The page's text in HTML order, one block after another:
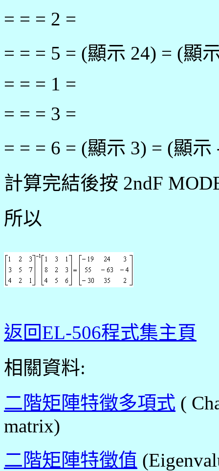
= = = 2 =
= = = 5 = (顯示 24) = (顯
= = = 1 =
= = = 3 =
= = = 6 = (顯示 3) = (顯示
計算完結後按 2ndF
所以
返回EL-506程式集主頁
相關資料:
二階矩陣特徵多項式 (
matrix)
二階矩陣特徵值